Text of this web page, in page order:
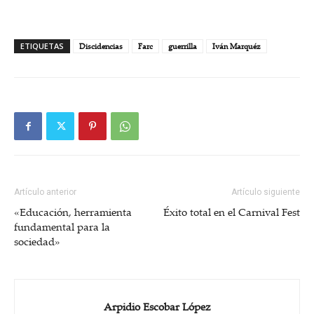
ETIQUETAS Discidencias Farc guerrilla Iván Marquéz
Artículo anterior
«Educación, herramienta
fundamental para la
sociedad»
Artículo siguiente
Éxito total en el Carnival Fest
Arpidio Escobar López